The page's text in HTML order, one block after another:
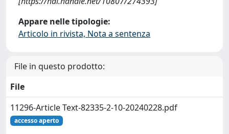
Appare nelle tipologie:
Articolo in rivista, Nota a sentenza
File in questo prodotto:
File
11296-Article Text-82335-2-10-20240228.pdf
accesso aperto